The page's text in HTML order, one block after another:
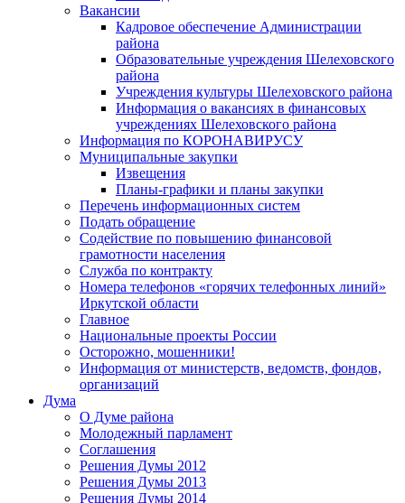
Вакансии
Кадровое обеспечение Администрации
района
Образовательные учреждения Шелеховского
района
Учреждения культуры Шелеховского района
Информация о вакансиях в финансовых
учреждениях Шелеховского района
Информация по КОРОНАВИРУСУ
Муниципальные закупки
Извещения
Планы-графики и планы закупки
Перечень информационных систем
Подать обращение
Содействие по повышению финансовой
грамотности населения
Служба по контракту
Номера телефонов «горячих телефонных линий»
Иркутской области
Главное
Национальные проекты России
Осторожно, мошенники!
Информация от министерств, ведомств, фондов,
организаций
Дума
О Думе района
Молодежный парламент
Соглашения
Решения Думы 2012
Решения Думы 2013
Решения Думы 2014